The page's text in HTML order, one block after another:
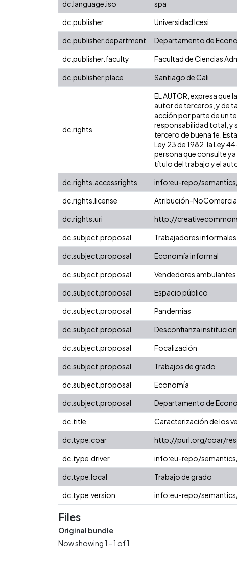
dc.language.iso
spa
dc.publisher
Universidad Icesi
dc.publisher.department
Departamento de
dc.publisher.faculty
Facultad de Ciencias
dc.publisher.place
Santiago de Cali
dc.rights
EL AUTOR, expresa
autor de terceros, y de
acción por parte de un
responsabilidad total, y
tercero de buena fe.
Ley 23 de 1982, la Ley
persona que consulte
título del trabajo y el
dc.rights.accessrights
info:eu-repo/
dc.rights.license
Atribución-
dc.rights.uri
http://
dc.subject.proposal
Trabajadores informales
dc.subject.proposal
Economía informal
dc.subject.proposal
Vendedores ambulantes
dc.subject.proposal
Espacio público
dc.subject.proposal
Pandemias
dc.subject.proposal
Desconfianza
dc.subject.proposal
Focalización
dc.subject.proposal
Trabajos de grado
dc.subject.proposal
Economía
dc.subject.proposal
Departamento de
dc.title
Caracterización de los
dc.type.coar
http://purl.org/coar/
dc.type.driver
info:eu-repo/
dc.type.local
Trabajo de grado
dc.type.version
info:eu-repo/
Files
Original bundle
Now showing1 - 1 of 1